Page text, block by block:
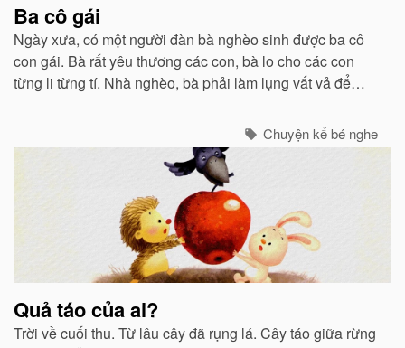
Ba cô gái
Ngày xưa, có một người đàn bà nghèo sinh được ba cô
con gái. Bà rất yêu thương các con, bà lo cho các con
từng li từng tí. Nhà nghèo, bà phải làm lụng vất vả để
Chuyện kể bé nghe
Quả táo của ai?
Trời về cuối thu. Từ lâu cây đã rụng lá. Cây táo giữa rừng